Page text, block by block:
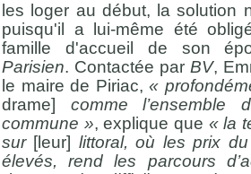
les loger au début, la solution
puisqu'il a lui-même été
famille d'accueil de son
Parisien. Contactée par BV,
le maire de Piriac, «
drame] comme
commune », explique que « la
sur[leur] littoral, où les prix
élevés, rend les parcours